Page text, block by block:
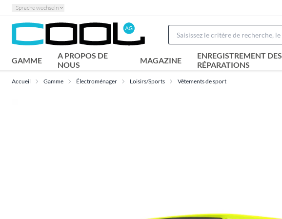
Sprache wechseln
GAMME
A PROPOS DE
NOUS
MAGAZINE
ENREGISTREMENT DES
RÉPARATIONS
Accueil Gamme Électroménager Loisirs/Sports Vêtements de sport